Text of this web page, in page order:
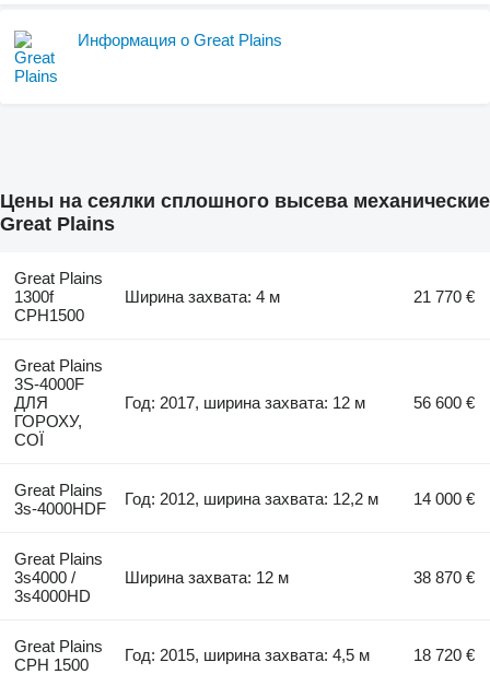
Информация о Great Plains
Цены на сеялки сплошного высева механические
Great Plains
Great Plains
1300f
CPH1500
Ширина захвата: 4 м 21 770 €
Great Plains
3S-4000F
ДЛЯ
ГОРОХУ,
СОЇ
Год: 2017, ширина захвата: 12 м 56 600 €
Great Plains
3s-4000HDF
Год: 2012, ширина захвата: 12,2 м 14 000 €
Great Plains
3s4000 /
3s4000HD
Ширина захвата: 12 м 38 870 €
Great Plains
CPH 1500
Год: 2015, ширина захвата: 4,5 м 18 720 €